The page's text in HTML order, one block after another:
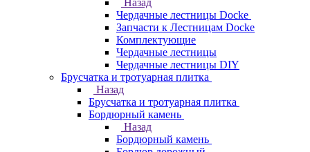
Назад
Чердачные лестницы Docke
Запчасти к Лестницам Docke
Комплектующие
Чердачные лестницы
Чердачные лестницы DIY
Брусчатка и тротуарная плитка
Назад
Брусчатка и тротуарная плитка
Бордюрный камень
Назад
Бордюрный камень